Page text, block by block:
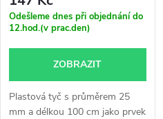
Odešleme dnes při objednání do
12.hod.(v prac.den)
ZOBRAZIT
Plastová tyč s průměrem 25
mm a délkou 100 cm jako prvek